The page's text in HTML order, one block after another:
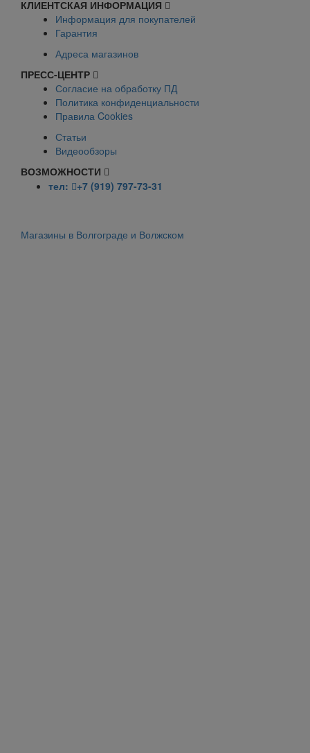
КЛИЕНТСКАЯ ИНФОРМАЦИЯ
Информация для покупателей
Гарантия
Адреса магазинов
ПРЕСС-ЦЕНТР
Согласие на обработку ПД
Политика конфиденциальности
Правила Cookies
Статьи
Видеообзоры
ВОЗМОЖНОСТИ
тел:
+7 (919) 797-73-31
Магазины в Волгограде и Волжском